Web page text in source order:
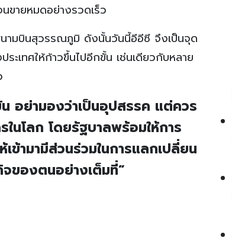
ขายหมดอย่างรวดเร็ว
นามบินสุวรรณภูมิ ดังนั้นวันนี้อีอีซี จึงเป็นจุด
ะเทศให้ก้าวขึ้นไปอีกขั้น เช่นเดียวกับหลาย
อย่ามองว่าเป็นอุปสรรค แต่ควร
ในโลก โดยรัฐบาลพร้อมให้การ
ข้ามามีส่วนร่วมในการแลกเปลี่ยน
ของตนอย่างเต็มที่”